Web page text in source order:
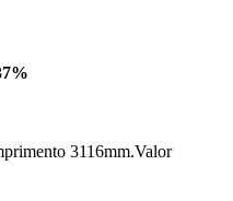
3116mm.Valor